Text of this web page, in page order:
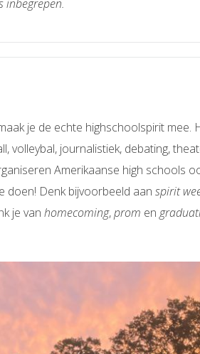
inbegrepen.
je de echte highschoolspirit mee.
, volleybal, journalistiek, debating,
Amerikaanse high schools
doen! Denk bijvoorbeeld aan spirit
je van homecoming,prom en